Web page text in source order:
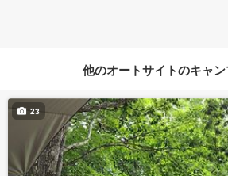
他のオートサイトのキャ
23